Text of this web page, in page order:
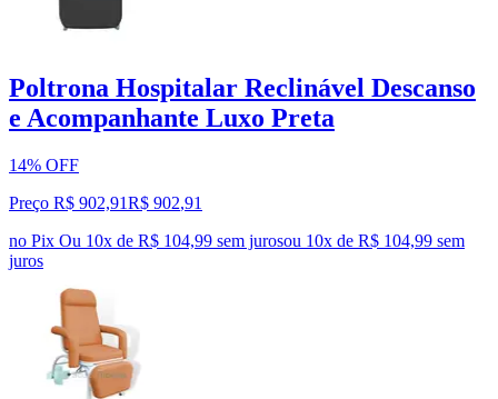
Poltrona Hospitalar Reclinável Descanso
e Acompanhante Luxo Preta
14% OFF
Preço R$ 902,91R$ 902,91
no Pix Ou 10x de R$ 104,99 sem jurosou 10x de R$ 104,99 sem
juros